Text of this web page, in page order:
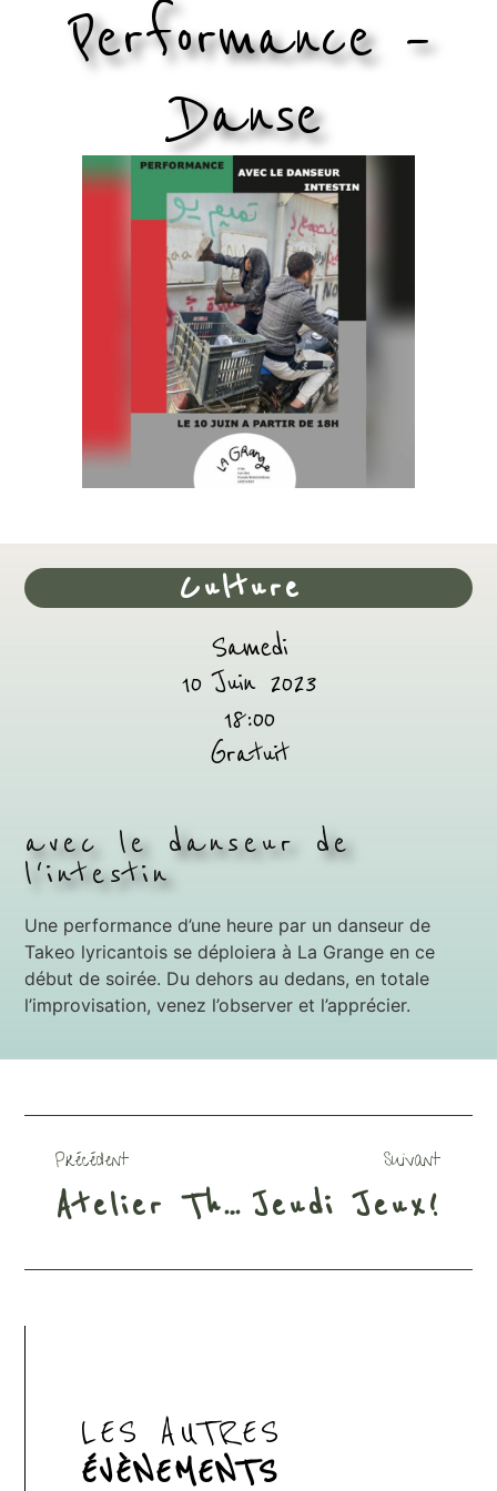
Performance –
Danse
Culture
Samedi
10 Juin 2023
18:00
Gratuit
avec le danseur de
l'intestin
Une performance d’une heure par un danseur de
Takeo lyricantois se déploiera à La Grange en ce
début de soirée. Du dehors au dedans, en totale
l’improvisation, venez l’observer et l’apprécier.
Précédent
Atelier Théâtre
Suivant
Jeudi Jeux!
LES AUTRES
ÉVÈNEMENTS